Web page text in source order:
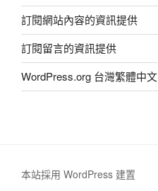
訂閱網站內容的資訊提供
訂閱留言的資訊提供
WordPress.org 台灣繁體中文
本站採用 WordPress 建置